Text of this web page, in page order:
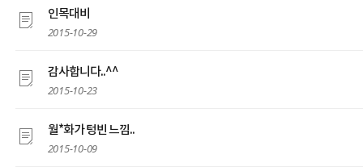
인목대비
2015-10-29
감사합니다..^^
2015-10-23
월*화가 텅빈 느낌..
2015-10-09